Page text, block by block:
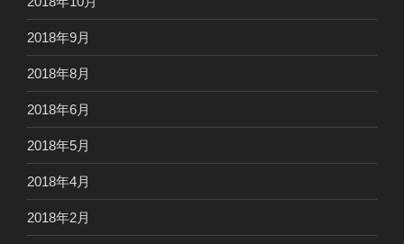
2018年9月
2018年8月
2018年6月
2018年5月
2018年4月
2018年2月